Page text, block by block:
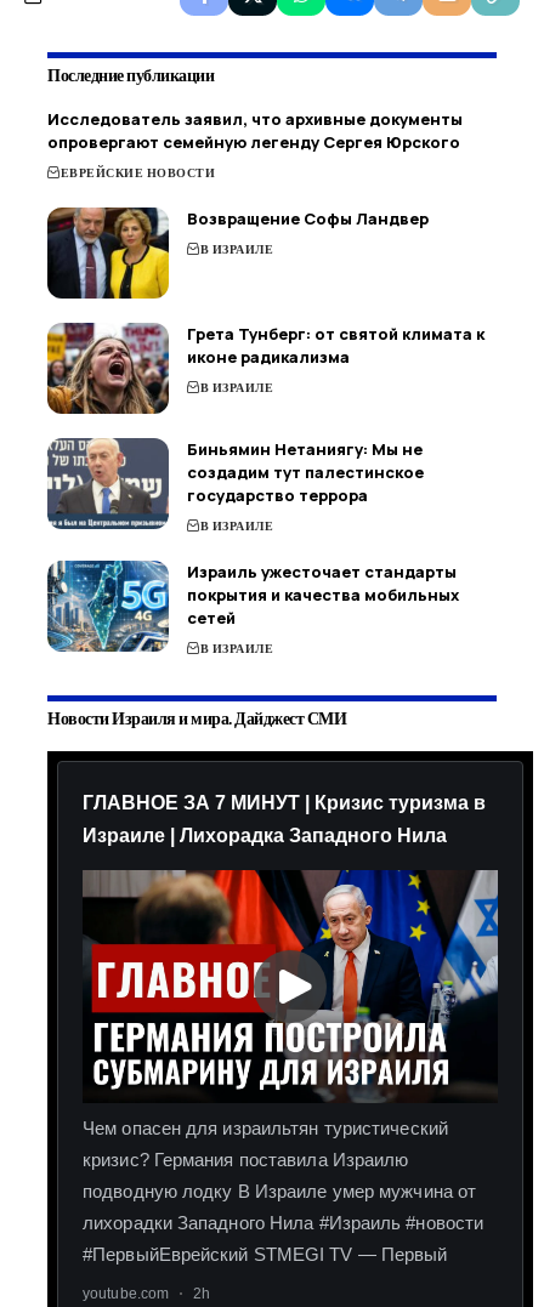
Последние публикации
Исследователь заявил, что архивные документы
опровергают семейную легенду Сергея Юрского
ЕВРЕЙСКИЕ НОВОСТИ
Возвращение Софы Ландвер
В ИЗРАИЛЕ
Грета Тунберг: от святой климата к
иконе радикализма
В ИЗРАИЛЕ
Биньямин Нетаниягу: Мы не
создадим тут палестинское
государство террора
В ИЗРАИЛЕ
Израиль ужесточает стандарты
покрытия и качества мобильных
сетей
В ИЗРАИЛЕ
Новости Израиля и мира. Дайджест СМИ